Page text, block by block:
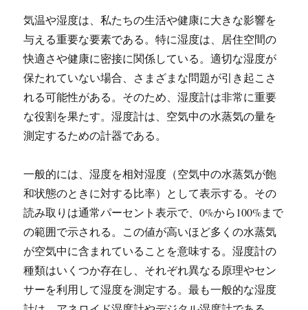
気温や湿度は、私たちの生活や健康に大きな影響を
与える重要な要素である。特に湿度は、居住空間の
快適さや健康に密接に関係している。適切な湿度が
保たれていない場合、さまざまな問題が引き起こさ
れる可能性がある。そのため、湿度計は非常に重要
な役割を果たす。湿度計は、空気中の水蒸気の量を
測定するための計器である。
一般的には、湿度を相対湿度（空気中の水蒸気が飽
和状態のときに対する比率）として表示する。その
読み取りは通常パーセント表示で、0%から100%まで
の範囲で示される。この値が高いほど多くの水蒸気
が空気中に含まれていることを意味する。湿度計の
種類はいくつか存在し、それぞれ異なる原理やセン
サーを利用して湿度を測定する。最も一般的な湿度